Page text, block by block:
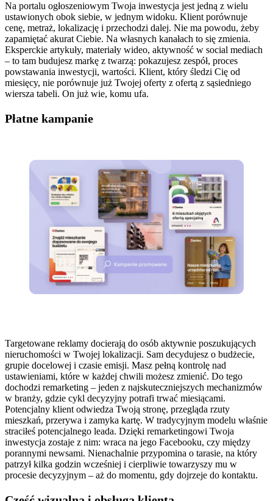
Na portalu ogłoszeniowym Twoja inwestycja jest jedną z wielu
ustawionych obok siebie, w jednym widoku. Klient porównuje
cenę, metraż, lokalizację i przechodzi dalej. Nie ma powodu, żeby
zapamiętać akurat Ciebie. Na własnych kanałach to się zmienia.
Eksperckie artykuły, materiały wideo, aktywność w social mediach
– to tam budujesz markę z twarzą: pokazujesz zespół, proces
powstawania inwestycji, wartości. Klient, który śledzi Cię od
miesięcy, nie porównuje już Twojej oferty z ofertą z sąsiedniego
wiersza tabeli. On już wie, komu ufa.
Płatne kampanie
Targetowane reklamy docierają do osób aktywnie poszukujących
nieruchomości w Twojej lokalizacji. Sam decydujesz o budżecie,
grupie docelowej i czasie emisji. Masz pełną kontrolę nad
ustawieniami, które w każdej chwili możesz zmienić. Do tego
dochodzi remarketing – jeden z najskuteczniejszych mechanizmów
w branży, gdzie cykl decyzyjny potrafi trwać miesiącami.
Potencjalny klient odwiedza Twoją stronę, przegląda rzuty
mieszkań, przerywa i zamyka kartę. W tradycyjnym modelu właśnie
straciłeś potencjalnego leada. Dzięki remarketingowi Twoja
inwestycja zostaje z nim: wraca na jego Facebooku, czy między
porannymi newsami. Nienachalnie przypomina o tarasie, na który
patrzył kilka godzin wcześniej i cierpliwie towarzyszy mu w
procesie decyzyjnym – aż do momentu, gdy dojrzeje do kontaktu.